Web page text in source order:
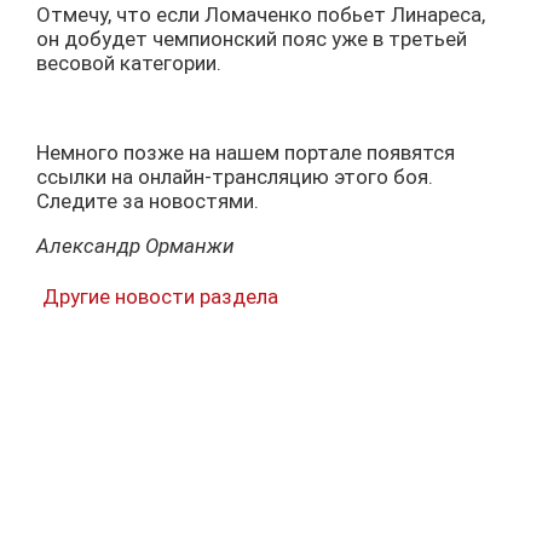
Отмечу, что если Ломаченко побьет Линареса,
он добудет чемпионский пояс уже в третьей
весовой категории.
Немного позже на нашем портале появятся
ссылки на онлайн-трансляцию этого боя.
Следите за новостями.
Александр Орманжи
Другие новости раздела